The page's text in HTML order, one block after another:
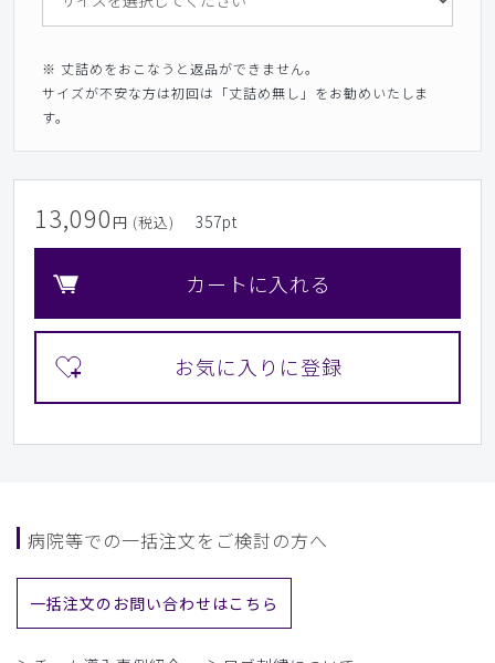
※ 丈詰めをおこなうと返品ができません。
サイズが不安な方は初回は「丈詰め無し」をお勧めいたしま
す。
13,090 円 (税込) 357pt
カートに入れる
病院等での一括注文をご検討の方へ
一括注文のお問い合わせはこちら